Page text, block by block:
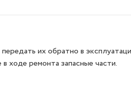
их обратно в
ходе ремонта запасные части.